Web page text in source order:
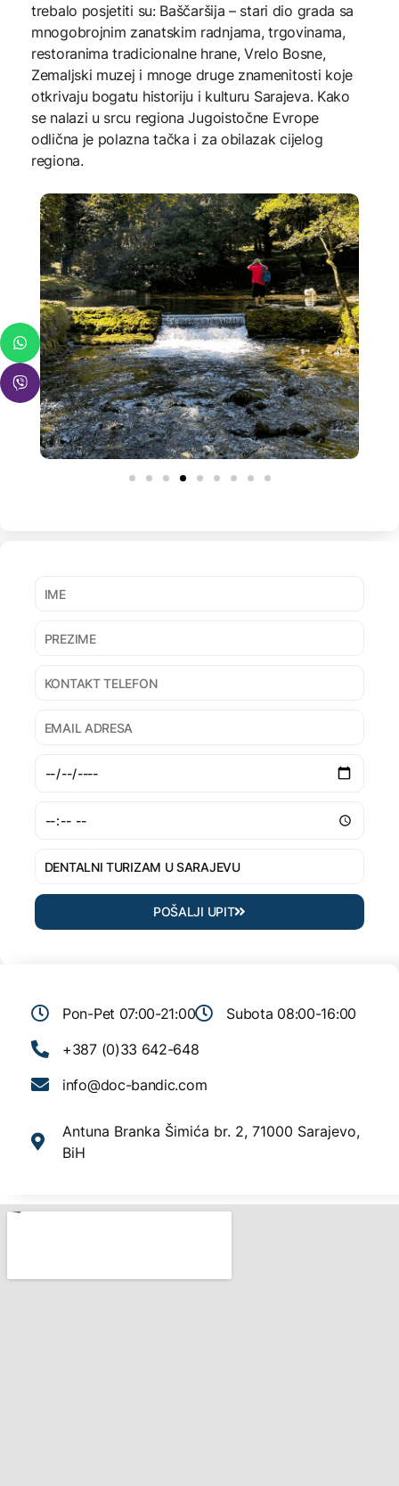
trebalo posjetiti su: Baščaršija – stari dio grada sa
mnogobrojnim zanatskim radnjama, trgovinama,
restoranima tradicionalne hrane, Vrelo Bosne,
Zemaljski muzej i mnoge druge znamenitosti koje
otkrivaju bogatu historiju i kulturu Sarajeva. Kako
se nalazi u srcu regiona Jugoistočne Evrope
odlična je polazna tačka i za obilazak cijelog
regiona.
POŠALJI UPIT
Pon-Pet 07:00-21:00
Subota 08:00-16:00
+387 (0)33 642-648
info@doc-bandic.com
Antuna Branka Šimića br. 2, 71000 Sarajevo,
BiH